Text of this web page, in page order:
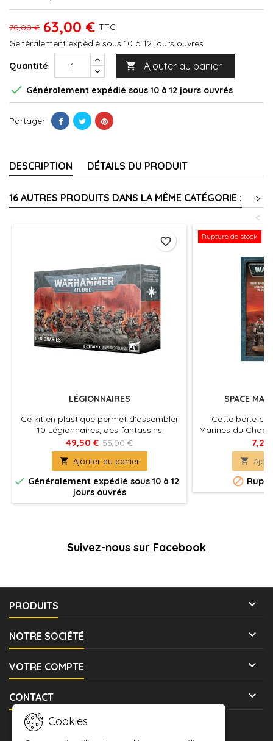
70,00 € 63,00 € TTC
Généralement expédié sous 10 à 12 jours ouvrés
Quantité  Ajouter au panier
 Généralement expédié sous 10 à 12 jours ouvrés
Partager
DESCRIPTION DÉTAILS DU PRODUIT
16 AUTRES PRODUITS DANS LA MÊME CATÉGORIE :
>
<
LÉGIONNAIRES
Ce kit en plastique permet d'assembler
10 Légionnaires, des fantassins
polyvalents pour vos armées de Space
Marines du Chaos dans les parties de
Warhammer 40,000.
49,50 € 55,00 €
 Ajouter au panier
 Généralement expédié sous 10 à 12
jours ouvrés
favorite_border Rupture de stock
SPACE
Cette boîte
Marines du
7,20


Suivez-nous sur Facebook
PRODUITS 
NOTRE SOCIÉTÉ 
VOTRE COMPTE 
CONTACT 
Cookies
LETTRE D'INFORMATIONS